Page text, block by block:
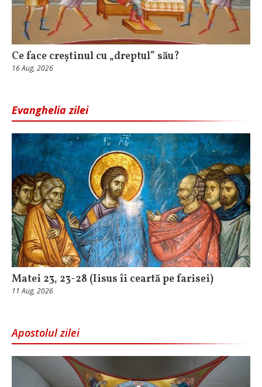
Ce face creștinul cu „dreptul” său?
16 Aug, 2026
Evanghelia zilei
Matei 23, 23-28 (Iisus îi ceartă pe farisei)
11 Aug, 2026
Apostolul zilei